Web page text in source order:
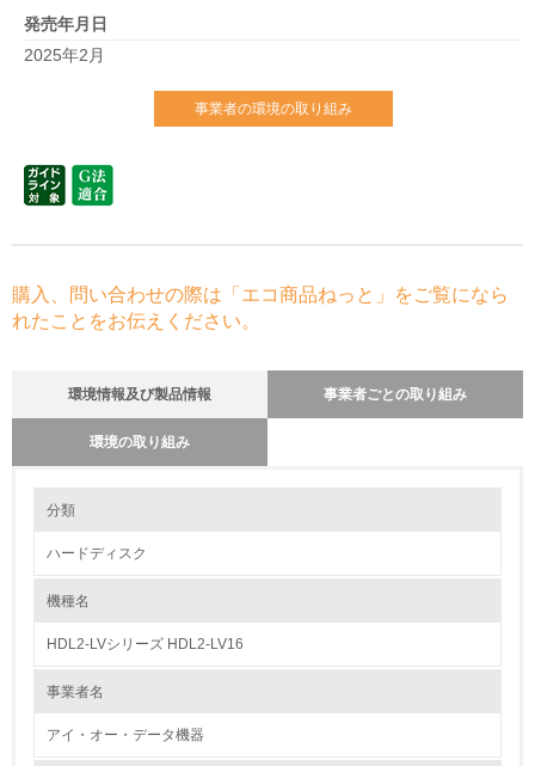
発売年月日
2025年2月
事業者の環境の取り組み
購入、問い合わせの際は「エコ商品ねっと」をご覧になら
れたことをお伝えください。
環境情報及び製品情報 事業者ごとの取り組み
環境の取り組み
1.環境取り組み体制
分類
ハードディスク
機種名
HDL2-LVシリーズ HDL2-LV16
事業者名
アイ・オー・データ機器